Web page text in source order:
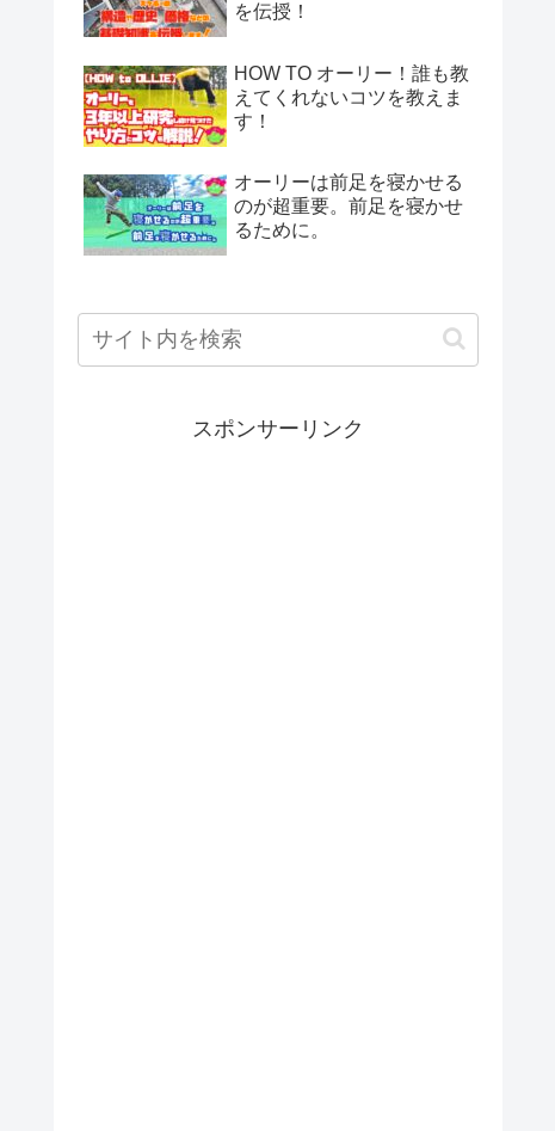
を伝授！
HOW TO オーリー！誰も教
えてくれないコツを教えま
す！
オーリーは前足を寝かせる
のが超重要。前足を寝かせ
るために。
スポンサーリンク